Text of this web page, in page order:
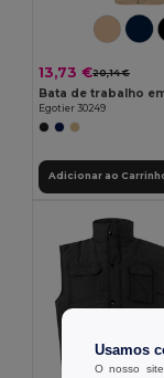
13,73 €20,14 €
Egotier 30249
Adicionar ao
Usamos
O nosso